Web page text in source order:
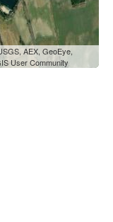
AEX, GeoEye,
User Community